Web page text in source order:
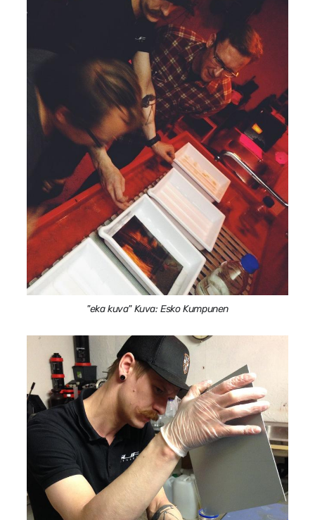
"eka kuva" Kuva: Esko Kumpunen